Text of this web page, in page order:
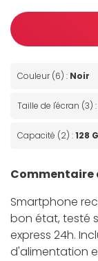
Couleur (6) : Noir
Taille de l'écran (3) :
Capacité (2) :128
Commentaire
Smartphone
bon état, testé
express 24h.
d'alimentation